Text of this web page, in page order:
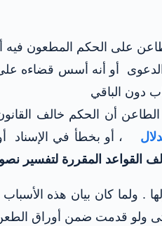
على الحكم المطعون فيه
أو أنه أسس قضاءه على
دون الباقي
أن الحكم خالف
، أو بخطأ في الإسناد أو
القواعد المقررة لتفسير
. ولما كان بيان هذه
حتى ولو قدمت ضمن أوراق